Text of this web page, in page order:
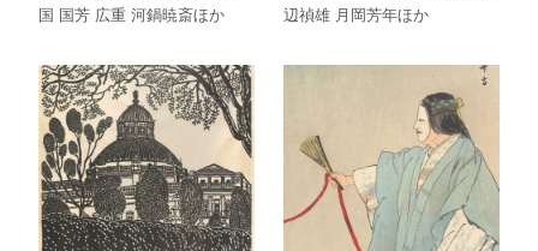
国 国芳 広重 河鍋暁斎ほか
辺禎雄 月岡芳年ほか